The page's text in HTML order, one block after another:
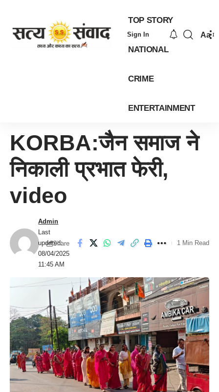
TOP STORY
NATIONAL
CRIME
ENTERTAINMENT
Sign In Aa
KORBA:जैन समाज ने
निकाली प्रभात फेरी,
video
Last
updated:
08/04/2025
11:45 AM
Admin
Share 1 Min Read